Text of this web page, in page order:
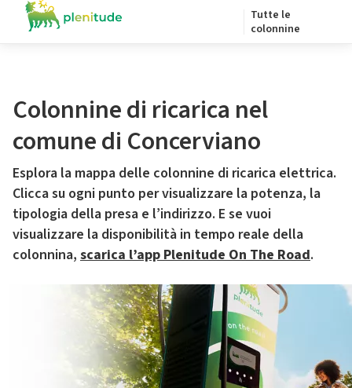
Tutte le
colonnine
Colonnine di ricarica nel
comune di Concerviano
Esplora la mappa delle colonnine di ricarica elettrica.
Clicca su ogni punto per visualizzare la potenza, la
tipologia della presa e l’indirizzo. E se vuoi
visualizzare la disponibilità in tempo reale della
colonnina, scarica l’app Plenitude On The Road.